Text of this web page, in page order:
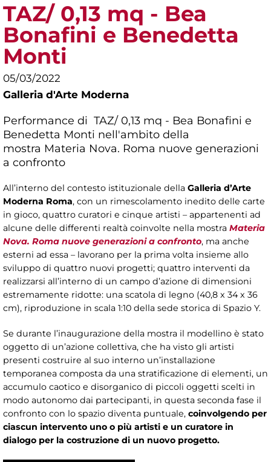
You are here
TAZ/ 0,13 mq - Bea
Bonafini e Benedetta
Monti
05/03/2022
Galleria d'Arte Moderna
Performance di TAZ/ 0,13 mq - Bea Bonafini e
Benedetta Monti nell'ambito della
mostra Materia Nova. Roma nuove generazioni
a confronto
All’interno del contesto istituzionale della Galleria d’Arte
Moderna Roma, con un rimescolamento inedito delle carte
in gioco, quattro curatori e cinque artisti – appartenenti ad
alcune delle differenti realtà coinvolte nella mostra Materia
Nova. Roma nuove generazioni a confronto, ma anche
esterni ad essa – lavorano per la prima volta insieme allo
sviluppo di quattro nuovi progetti; quattro interventi da
realizzarsi all’interno di un campo d’azione di dimensioni
estremamente ridotte: una scatola di legno (40,8 x 34 x 36
cm), riproduzione in scala 1:10 della sede storica di Spazio Y.
Se durante l’inaugurazione della mostra il modellino è stato
oggetto di un’azione collettiva, che ha visto gli artisti
presenti costruire al suo interno un’installazione
temporanea composta da una stratificazione di elementi, un
accumulo caotico e disorganico di piccoli oggetti scelti in
modo autonomo dai partecipanti, in questa seconda fase il
confronto con lo spazio diventa puntuale, coinvolgendo per
ciascun intervento uno o più artisti e un curatore in
dialogo per la costruzione di un nuovo progetto.